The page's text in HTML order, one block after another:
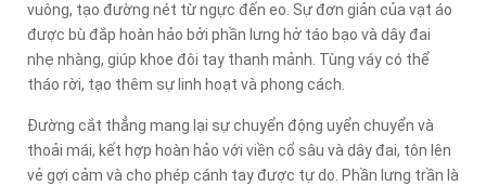
vuông, tạo đường nét từ ngực đến eo. Sự đơn giản của vạt áo
được bù đắp hoàn hảo bởi phần lưng hở táo bạo và dây đai
nhẹ nhàng, giúp khoe đôi tay thanh mảnh. Tùng váy có thể
tháo rời, tạo thêm sự linh hoạt và phong cách.
Đường cắt thẳng mang lại sự chuyển động uyển chuyển và
thoải mái, kết hợp hoàn hảo với viền cổ sâu và dây đai, tôn lên
vẻ gợi cảm và cho phép cánh tay được tự do. Phần lưng trần là